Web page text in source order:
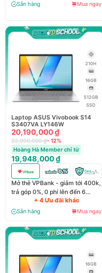
Sẵn hàng Mua ngay
210H
16GB
512GB
SSD
Laptop ASUS Vivobook S14
S3407VA LY146W
20,190,000 ₫
22,990,000 ₫- 12%
Hoàng Hà Member chỉ từ
19,948,000 ₫
Mở thẻ VPBank - giảm tới 400k,
trả góp 0%, 0 phí lên đến 6
+ 4 Ưu đãi khác
Sẵn hàng Mua ngay
16GB